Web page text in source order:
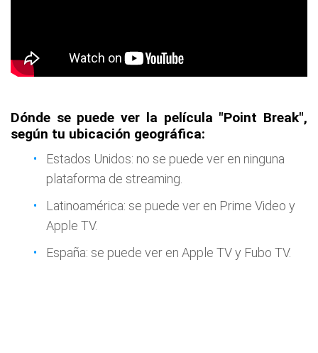
Dónde se puede ver la película "Point Break",
según tu ubicación geográfica:
Estados Unidos: no se puede ver en ninguna
plataforma de streaming.
Latinoamérica: se puede ver en Prime Video y
Apple TV.
España: se puede ver en Apple TV y Fubo TV.